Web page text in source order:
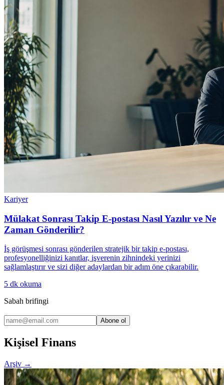
Kariyer
Mülakat Sonrası Takip E-postası Nasıl Yazılır ve Ne
Zaman Gönderilir?
İş görüşmesi sonrası gönderilen stratejik bir takip e-postası,
profesyonelliğinizi kanıtlar, işverenin zihnindeki yerinizi
sağlamlaştırır ve sizi diğer adaylardan bir adım öne çıkarabilir.
5 dk okuma
Sabah brifingi
Abone ol
Kişisel Finans
Arşiv →